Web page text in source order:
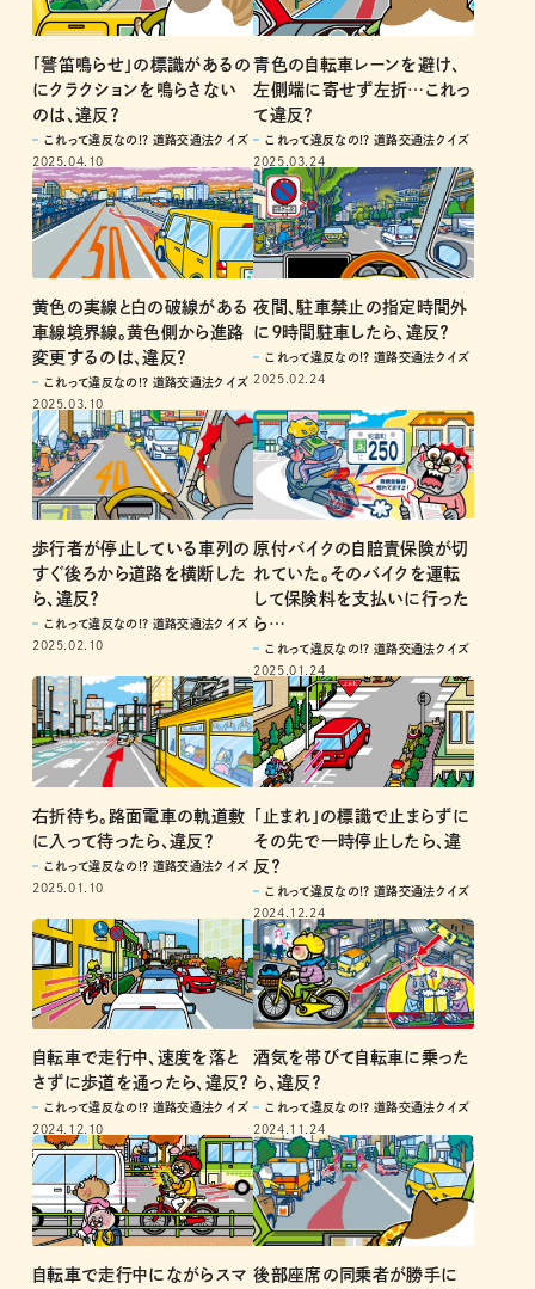
「警笛鳴らせ」の標識があるの
にクラクションを鳴らさない
のは、違反？
これって違反なの!? 道路交通法クイズ
2025.04.10
青色の自転車レーンを避け、
左側端に寄せず左折…これっ
て違反？
これって違反なの!? 道路交通法クイズ
2025.03.24
黄色の実線と白の破線がある
車線境界線。黄色側から進路
変更するのは、違反？
これって違反なの!? 道路交通法クイズ
2025.03.10
夜間、駐車禁止の指定時間外
に９時間駐車したら、違反？
これって違反なの!? 道路交通法クイズ
2025.02.24
歩行者が停止している車列の
すぐ後ろから道路を横断した
ら、違反？
これって違反なの!? 道路交通法クイズ
2025.02.10
原付バイクの自賠責保険が切
れていた。そのバイクを運転
して保険料を支払いに行った
ら…
これって違反なの!? 道路交通法クイズ
2025.01.24
右折待ち。路面電車の軌道敷
に入って待ったら、違反？
これって違反なの!? 道路交通法クイズ
2025.01.10
「止まれ」の標識で止まらずに
その先で一時停止したら、違
反？
これって違反なの!? 道路交通法クイズ
2024.12.24
自転車で走行中、速度を落と
さずに歩道を通ったら、違反？
これって違反なの!? 道路交通法クイズ
2024.12.10
酒気を帯びて自転車に乗った
ら、違反？
これって違反なの!? 道路交通法クイズ
2024.11.24
自転車で走行中にながらスマ 後部座席の同乗者が勝手に